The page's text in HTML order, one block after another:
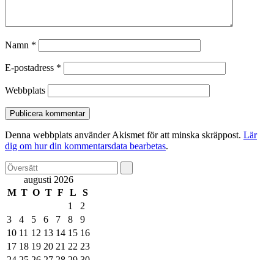
Namn *
E-postadress *
Webbplats
Denna webbplats använder Akismet för att minska skräppost. Lär
dig om hur din kommentarsdata bearbetas.
augusti 2026
M T O T F L
S
1
2
3
4 5 6 7 8
9
10 11 12 13 14 15 16
17 18 19 20 21 22 23